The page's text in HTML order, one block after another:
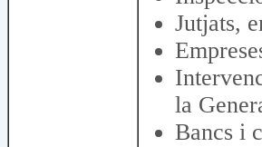
Jutjats,
la
Bancs i